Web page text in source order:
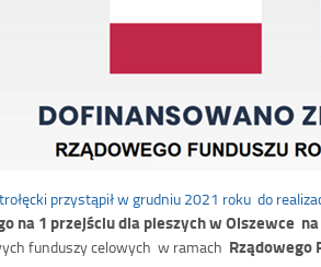
przystąpił w grudniu 2021 roku do
na 1 przejściu dla pieszych w Olszewce
funduszy celowych w ramach Rządowego